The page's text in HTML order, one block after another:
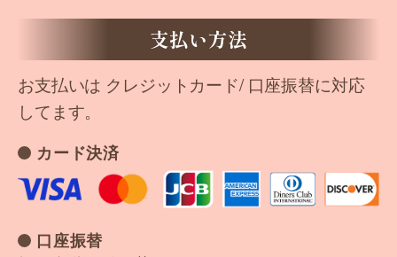
支払い方法
お支払いは クレジットカード/ 口座振替に対応
してます。
カード決済
口座振替